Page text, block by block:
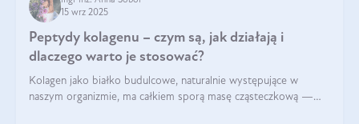
15 wrz 2025
Peptydy kolagenu – czym są, jak działają i
dlaczego warto je stosować?
Kolagen jako białko budulcowe, naturalnie występujące w
naszym organizmie, ma całkiem sporą masę cząsteczkową —